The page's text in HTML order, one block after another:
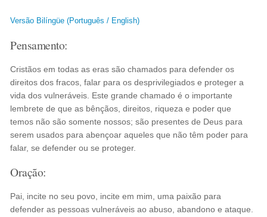
Versão Bilíngüe (Português / English)
Pensamento:
Cristãos em todas as eras são chamados para defender os
direitos dos fracos, falar para os desprivilegiados e proteger a
vida dos vulneráveis. Este grande chamado é o importante
lembrete de que as bênçãos, direitos, riqueza e poder que
temos não são somente nossos; são presentes de Deus para
serem usados para abençoar aqueles que não têm poder para
falar, se defender ou se proteger.
Oração:
Pai, incite no seu povo, incite em mim, uma paixão para
defender as pessoas vulneráveis ao abuso, abandono e ataque.